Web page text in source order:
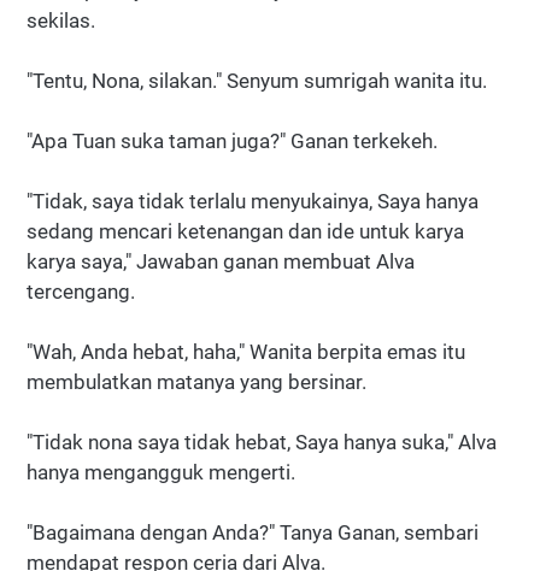
sekilas.
"Tentu, Nona, silakan." Senyum sumrigah wanita itu.
"Apa Tuan suka taman juga?" Ganan terkekeh.
"Tidak, saya tidak terlalu menyukainya, Saya hanya
sedang mencari ketenangan dan ide untuk karya
karya saya," Jawaban ganan membuat Alva
tercengang.
"Wah, Anda hebat, haha," Wanita berpita emas itu
membulatkan matanya yang bersinar.
"Tidak nona saya tidak hebat, Saya hanya suka," Alva
hanya mengangguk mengerti.
"Bagaimana dengan Anda?" Tanya Ganan, sembari
mendapat respon ceria dari Alva.